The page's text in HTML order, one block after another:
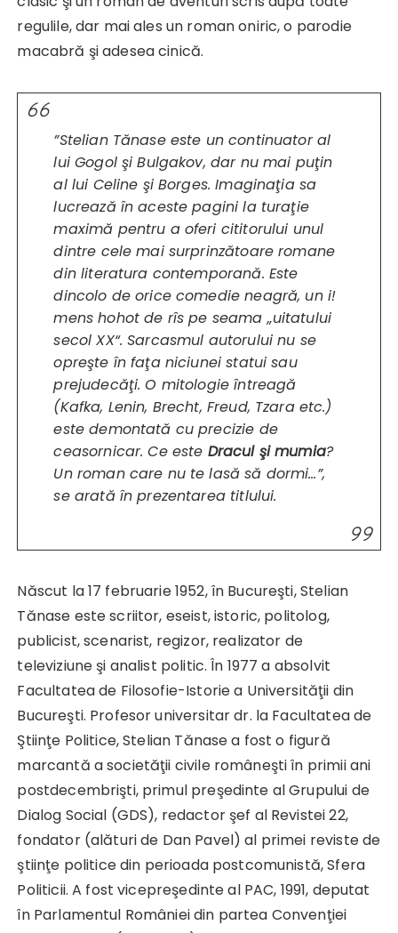
regulile, dar mai ales un roman oniric, o parodie
macabră şi adesea cinică.
”Stelian Tănase este un continuator al
lui Gogol şi Bulgakov, dar nu mai puţin
al lui Celine şi Borges. Imaginaţia sa
lucrează în aceste pagini la turaţie
maximă pentru a oferi cititorului unul
dintre cele mai surprinzătoare romane
din literatura contemporană. Este
dincolo de orice comedie neagră, un i!
mens hohot de rîs pe seama „uitatului
secol XX“. Sarcasmul autorului nu se
opreşte în faţa niciunei statui sau
prejudecăţi. O mitologie întreagă
(Kafka, Lenin, Brecht, Freud, Tzara etc.)
este demontată cu precizie de
ceasornicar. Ce este Dracul şi mumia?
Un roman care nu te lasă să dormi…”,
se arată în prezentarea titlului.
Născut la 17 februarie 1952, în Bucureşti, Stelian
Tănase este scriitor, eseist, istoric, politolog,
publicist, scenarist, regizor, realizator de
televiziune şi analist politic. În 1977 a absolvit
Facultatea de Filosofie-Istorie a Universităţii din
Bucureşti. Profesor universitar dr. la Facultatea de
Ştiinţe Politice, Stelian Tănase a fost o figură
marcantă a societăţii civile româneşti în primii ani
postdecembrişti, primul preşedinte al Grupului de
Dialog Social (GDS), redactor şef al Revistei 22,
fondator (alături de Dan Pavel) al primei reviste de
ştiinţe politice din perioada postcomunistă, Sfera
Politicii. A fost vicepreşedinte al PAC, 1991, deputat
în Parlamentul României din partea Convenţiei